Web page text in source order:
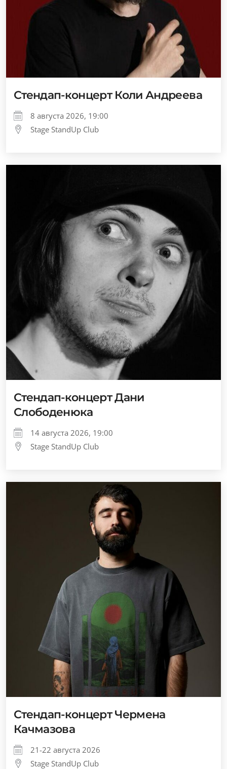
Стендап-концерт Коли Андреева
8 августа 2026, 19:00
Stage StandUp Club
Стендап-концерт Дани
Слободенюка
14 августа 2026, 19:00
Stage StandUp Club
Стендап-концерт Чермена
Качмазова
21-22 августа 2026
Stage StandUp Club